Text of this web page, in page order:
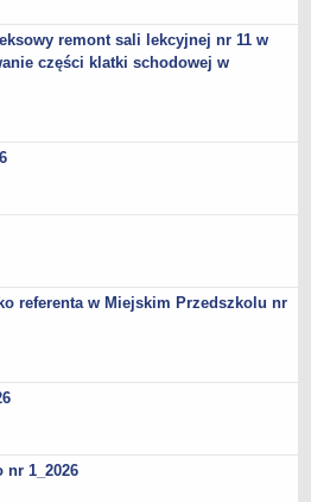
remont sali lekcyjnej nr 11 w
części klatki schodowej w
referenta w Miejskim Przedszkolu nr
nr 1_2026